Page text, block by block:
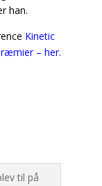
han.
Kinetic
– her.